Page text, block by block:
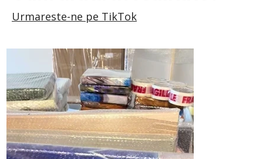
Urmareste-ne pe TikTok